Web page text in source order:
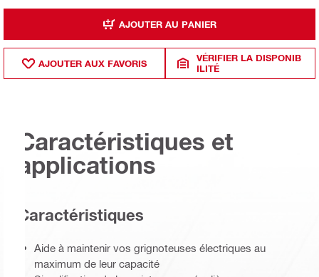
AJOUTER AU PANIER
AJOUTER AUX FAVORIS
VÉRIFIER LA DISPONIB
ILITÉ
Caractéristiques et
applications
Caractéristiques
Aide à maintenir vos grignoteuses électriques au
maximum de leur capacité